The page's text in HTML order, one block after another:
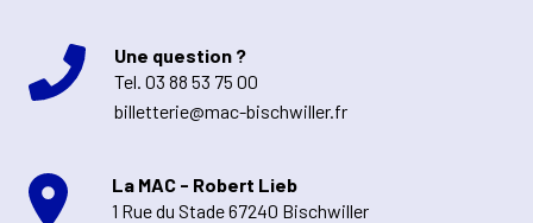
Une question ?
Tel. 03 88 53 75 00
billetterie@mac-bischwiller.fr
La MAC - Robert Lieb
1 Rue du Stade 67240 Bischwiller